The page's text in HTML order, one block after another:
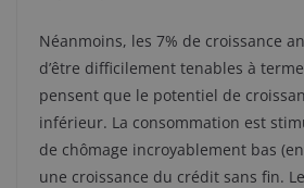
Néanmoins, les 7% de croissance
d’être difficilement tenables à
pensent que le potentiel de
inférieur. La consommation est
de chômage incroyablement bas
une croissance du crédit sans fin.